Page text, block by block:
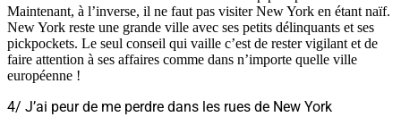
Maintenant, à l’inverse, il ne faut pas visiter New York en étant naïf.
New York reste une grande ville avec ses petits délinquants et ses
pickpockets. Le seul conseil qui vaille c’est de rester vigilant et de
faire attention à ses affaires comme dans n’importe quelle ville
européenne !
4/ J’ai peur de me perdre dans les rues de New York